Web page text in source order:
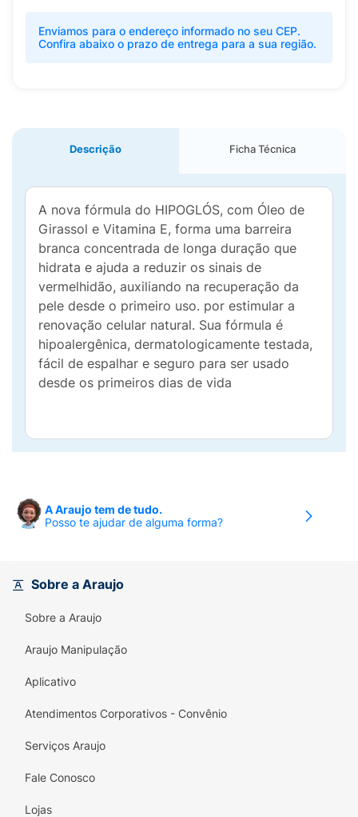
Enviamos para o endereço informado no seu CEP.
Confira abaixo o prazo de entrega para a sua região.
Descrição Ficha Técnica
A nova fórmula do HIPOGLÓS, com Óleo de
Girassol e Vitamina E, forma uma barreira
branca concentrada de longa duração que
hidrata e ajuda a reduzir os sinais de
vermelhidão, auxiliando na recuperação da
pele desde o primeiro uso. por estimular a
renovação celular natural. Sua fórmula é
hipoalergênica, dermatologicamente testada,
fácil de espalhar e seguro para ser usado
desde os primeiros dias de vida
A Araujo tem de tudo.
Posso te ajudar de alguma forma?
Sobre a Araujo
Sobre a Araujo
Araujo Manipulação
Aplicativo
Atendimentos Corporativos - Convênio
Serviços Araujo
Fale Conosco
Lojas